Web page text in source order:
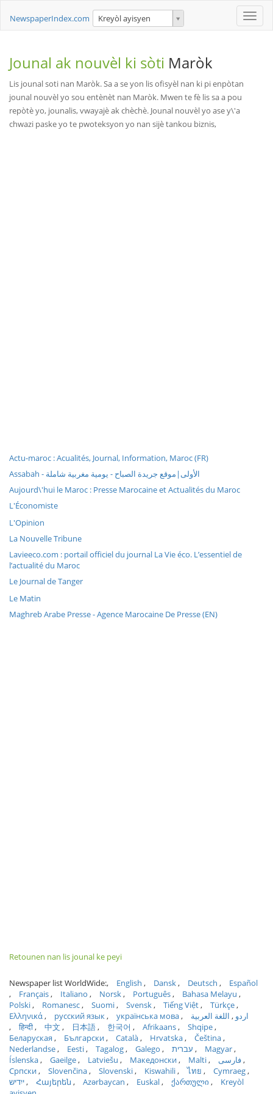
Toggle
NewspaperIndex.com Kreyòl ayisyen
Jounal ak nouvèl ki sòti Maròk
Lis jounal soti nan Maròk. Sa a se yon lis ofisyèl nan ki pi enpòtan
jounal nouvèl yo sou entènèt nan Maròk. Mwen te fè lis sa a pou
repòtè yo, jounalis, vwayajè ak chèchè. Jounal nouvèl yo ase y\'a
chwazi paske yo te pwoteksyon yo nan sijè tankou biznis,
Actu-maroc : Acualités, Journal, Information, Maroc (FR)
Assabah - الأولى|موقع جريدة الصباح - يومية مغربية شاملة
Aujourd\'hui le Maroc : Presse Marocaine et Actualités du Maroc
L'Économiste
L'Opinion
La Nouvelle Tribune
Lavieeco.com : portail officiel du journal La Vie éco. L’essentiel de
l’actualité du Maroc
Le Journal de Tanger
Le Matin
Maghreb Arabe Presse - Agence Marocaine De Presse (EN)
Retounen nan lis jounal ke peyi
Newspaper list WorldWide: English Dansk Deutsch
Español
Français
Italiano Norsk Português
Bahasa Melayu
Polski
Romanesc Suomi Svensk Tiếng Việt
Türkçe
Ελληνικά
русский язык українська мова اردو
اللغة العربية
हिन्दी
中文 日本語 한국어 Afrikaans
Shqipe
Беларуская
Български Català Hrvatska
Čeština
Nederlandse
Eesti Tagalog Galego עברית
Magyar
Íslenska
Gaeilge Latviešu Македонски Malti
فارسی
Српски
Slovenčina Slovenski Kiswahili ไทย
Cymraeg
ייִדיש
Հայերեն Azərbaycan Euskal ქართული
Kreyòl